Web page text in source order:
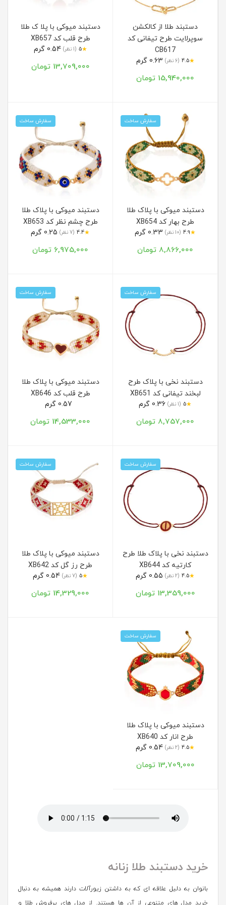
دستبند طلا از کالکشن
سوپرلایت طرح تیفانی کد
CB617
★
4.5 (6 نظر)
15,940,000 تومان
دستبند میوکی با پلا ک طلا
طرح قلب کد XB657
★
5 (1 نظر) 0.54 گرم
13,709,000 تومان
سفارش ساخت
دستبند میوکی با پلاک طلا
طرح بهار کد XB654
★
4.9 (10 نظر)
8,866,000 تومان
سفارش ساخت
دستبند میوکی با پلاک طلا
طرح چشم نظر کد XB653
★
4.4 (7 نظر)
6,975,000 تومان
سفارش ساخت
دستبند نخی با پلاک طرح
لبخند تیفانی کد XB651
★
5 (1 نظر)
8,757,000 تومان
سفارش ساخت
دستبند میوکی با پلاک طلا
طرح قلب کد XB646
14,533,000 تومان
سفارش ساخت
دستبند نخی با پلاک طلا طرح
کارتیه کد XB644
★
4.5 (2 نظر)
13,359,000 تومان
سفارش ساخت
دستبند میوکی با پلاک طلا
طرح رز گل کد XB642
★
5 (7 نظر)
14,329,000 تومان
سفارش ساخت
دستبند میوکی با پلاک طلا
طرح انار کد XB640
★
4.5 (2 نظر)
13,709,000 تومان
خرید دستبند طلا زنانه
بانوان به دلیل علاقه ای که به داشتن زیورآلات دارند همیشه به دنبال
خرید مدل های متنوعی از آن ها هستند. از مدل های پرفروش طلا و